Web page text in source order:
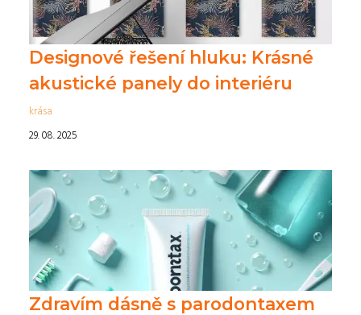
Designové řešení hluku: Krásné
akustické panely do interiéru
krása
29. 08. 2025
Zdravím dásně s parodontaxem